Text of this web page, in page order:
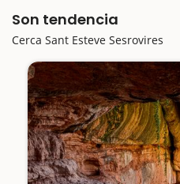
Son tendencia
Cerca Sant Esteve Sesrovires